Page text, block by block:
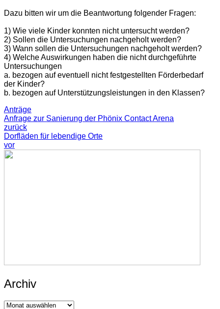
Dazu bitten wir um die Beantwortung folgender Fragen:
1) Wie viele Kinder konnten nicht untersucht werden?
2) Sollen die Untersuchungen nachgeholt werden?
3) Wann sollen die Untersuchungen nachgeholt werden?
4) Welche Auswirkungen haben die nicht durchgeführte
Untersuchungen
a. bezogen auf eventuell nicht festgestellten Förderbedarf
der Kinder?
b. bezogen auf Unterstützungsleistungen in den Klassen?
Anträge
Anfrage zur Sanierung der Phönix Contact Arena
zurück
Dorfläden für lebendige Orte
vor
Archiv
Archiv